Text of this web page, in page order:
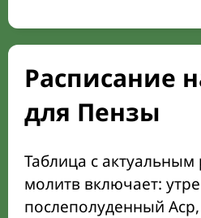
Расписание
для Пензы
Таблица с
молитв включает:
послеполуденный